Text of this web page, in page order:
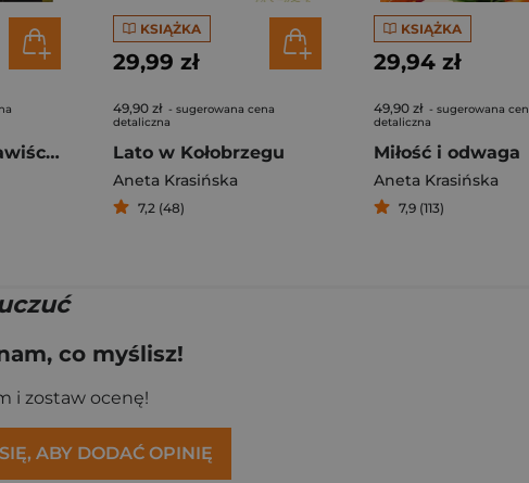
Za głosem nienawiści. Barwy uczuć. Tom 2 Duże litery
KSIĄŻKA
29,99 zł
49,90 zł - sugerowana cena
detaliczna
Lato w Kołobrzegu
Aneta Krasińska
7,2 (48)
KSIĄŻKA
29,94 zł
49,90 zł - sugerowana
detaliczna
Miłość i odwaga
Aneta Krasińska
7,9 (113)
co myślisz!
i zostaw ocenę!
ABY DODAĆ OPINIĘ